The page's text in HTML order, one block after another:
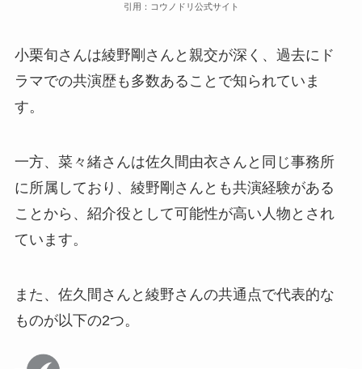
引用：コウノドリ公式サイト
小栗旬さんは綾野剛さんと親交が深く、過去にド
ラマでの共演歴も多数あることで知られていま
す。
一方、菜々緒さんは佐久間由衣さんと同じ事務所
に所属しており、綾野剛さんとも共演経験がある
ことから、紹介役として可能性が高い人物とされ
ています。
また、佐久間さんと綾野さんの共通点で代表的な
ものが以下の2つ。